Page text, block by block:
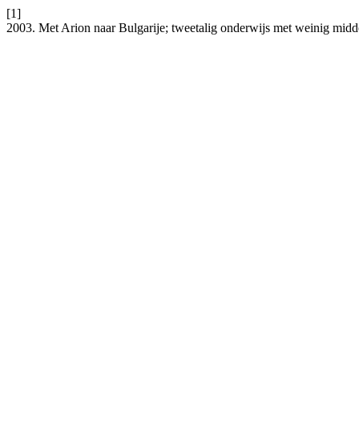
[1]
2003. Met Arion naar Bulgarije; tweetalig onderwijs met weinig